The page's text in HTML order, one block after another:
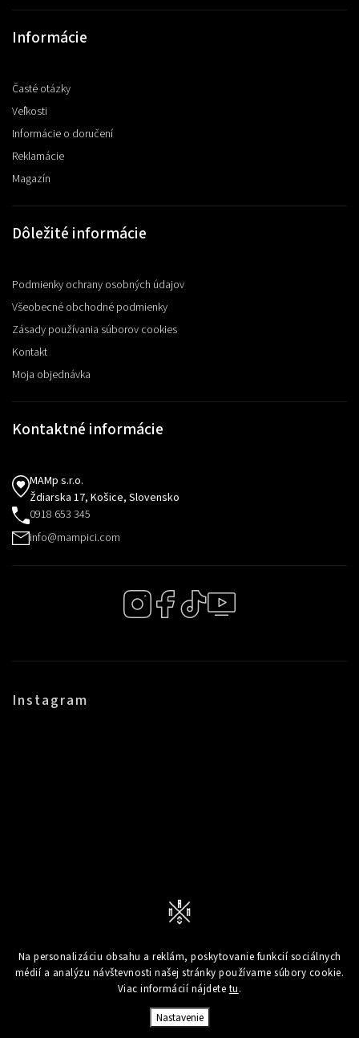
Na personalizáciu obsahu a reklám, poskytovanie funkcií sociálnych
médií a analýzu návštevnosti našej stránky používame súbory cookie.
Viac informácií nájdete tu.
Nastavenie
Informácie
Časté otázky
Veľkosti
Informácie o doručení
Reklamácie
Magazín
Dôležité informácie
Podmienky ochrany osobných údajov
Všeobecné obchodné podmienky
Zásady používania súborov cookies
Kontakt
Moja objednávka
Kontaktné informácie
MAMp s.r.o.
Ždiarska 17, Košice, Slovensko
0918 653 345
info@mampici.com
Instagram
Sledovať na Instagrame
Mampici.com. Všetky práva vyhradené.
Upraviť nastavenie cookies